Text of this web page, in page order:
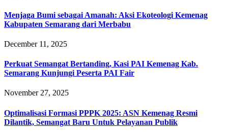
Menjaga Bumi sebagai Amanah: Aksi Ekoteologi Kemenag
Kabupaten Semarang dari Merbabu
December 11, 2025
Perkuat Semangat Bertanding, Kasi PAI Kemenag Kab.
Semarang Kunjungi Peserta PAI Fair
November 27, 2025
Optimalisasi Formasi PPPK 2025: ASN Kemenag Resmi
Dilantik, Semangat Baru Untuk Pelayanan Publik